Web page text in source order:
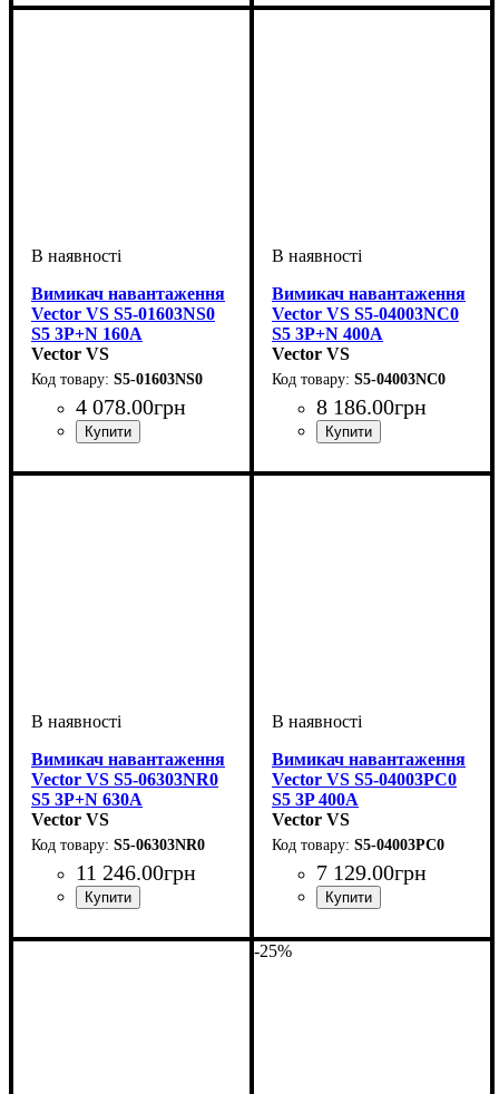
навантаження
315А
навантаження
800А
Вимикач навантаження
Vector VS S5-01603NS0
S5 3P+N 160A
Vector VS
S5-01603NS0
4 078.00грн
навантаження
160А
Вимикач навантаження
Vector VS S5-04003NC0
S5 3P+N 400A
Vector VS
S5-04003NC0
8 186.00грн
навантаження
400А
Вимикач навантаження
Vector VS S5-06303NR0
S5 3P+N 630A
Vector VS
S5-06303NR0
11 246.00грн
навантаження
630А
Вимикач навантаження
Vector VS S5-04003PC0
S5 3P 400A
Vector VS
S5-04003PC0
7 129.00грн
навантаження
400А
-25%